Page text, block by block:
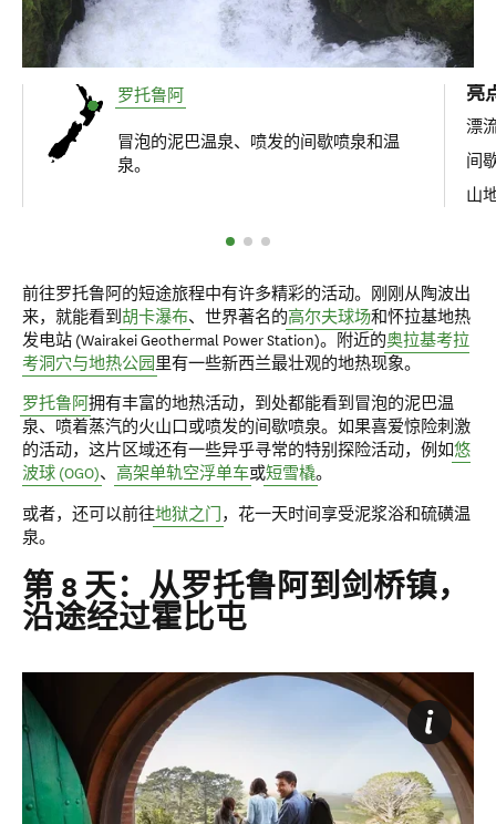
罗托鲁阿
冒泡的泥巴温泉、喷发的间歇喷泉和温
泉。
亮
漂
间
山
前往罗托鲁阿的短途旅程中有许多精彩的活动。刚刚从陶波出
来，就能看到 胡卡瀑布、世界著名的高尔夫球场和怀拉基地热
发电站 (Wairakei Geothermal Power Station)。附近的奥拉基考拉
考洞穴与地热公园里有一些新西兰最壮观的地热现象。
罗托鲁阿 拥有丰富的地热活动，到处都能看到冒泡的泥巴温
泉、喷着蒸汽的火山口或喷发的间歇喷泉。如果喜爱惊险刺激
的活动，这片区域还有一些异乎寻常的特别探险活动，例如悠
波球 (OGO)、 高架单轨空浮单车或短雪橇。
或者，还可以前往地狱之门
，花一天时间享受泥浆浴和硫磺温
泉。
第 8 天：从罗托鲁阿到剑桥镇，
沿途经过霍比屯